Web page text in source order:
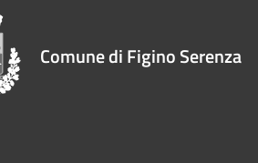
Comune di Figino Serenza